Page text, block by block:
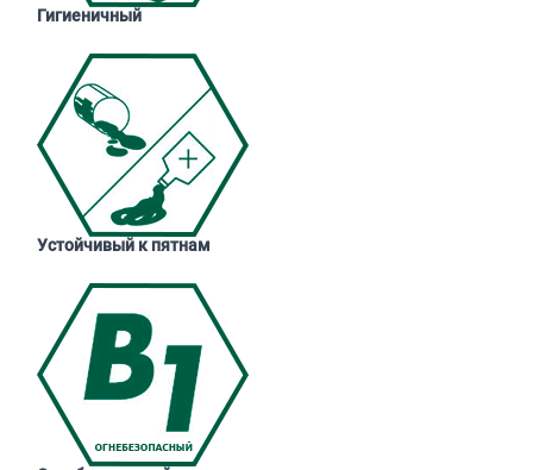
Гигиеничный
Устойчивый к пятнам